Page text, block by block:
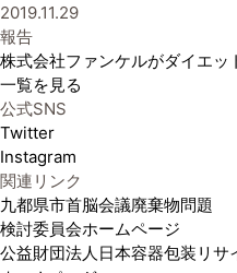
2019.11.29
報告
株式会社ファンケルがダイエッ
一覧を見る
公式SNS
Twitter
Instagram
関連リンク
九都県市首脳会議廃棄物問題
検討委員会ホームページ
公益財団法人日本容器包装リサ